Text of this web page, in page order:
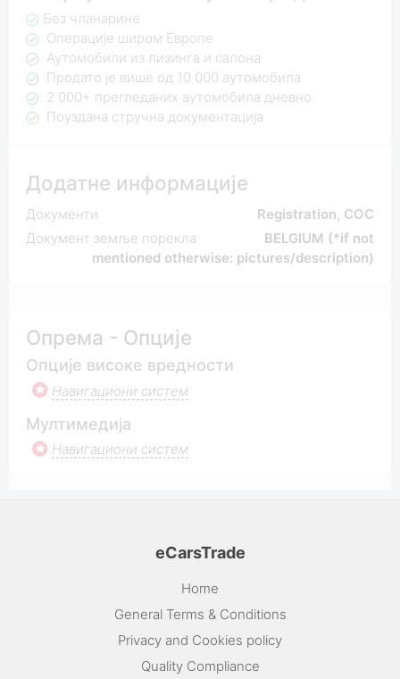
Без чланарине
Операције широм Европе
Аутомобили из лизинга и салона
Продато је више од 10 000 аутомобила
2 000+ прегледаних аутомобила дневно
Поуздана стручна документација
Додатне информације
Документи
Registration, COC
Документ земље порекла
BELGIUM (*if not
mentioned otherwise: pictures/description)
Опрема - Опције
Опције високе вредности
Навигациони систем
Мултимедија
Навигациони систем
eCarsTrade
Home
General Terms & Conditions
Privacy and Cookies policy
Quality Compliance